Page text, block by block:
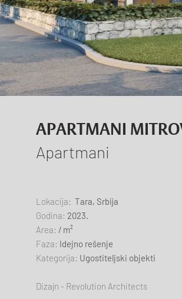
APARTMANI
Apartmani
Lokacija: Tara, Srbija
Godina: 2023.
Area: / m²
Faza: Idejno rešenje
Kategorija: Ugostiteljski objekti
Dizajn - Revolution Architects